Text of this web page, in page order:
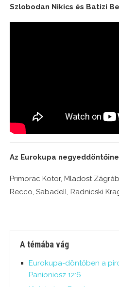
Szlobodan Nikics és Batizi
Az Eurokupa
Primorac Kotor, Mladost
Recco, Sabadell, Radnicski
A témába vág
Eurokupa-döntőben a
Panioniosz 12:6